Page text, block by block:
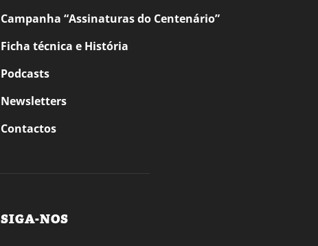
Campanha “Assinaturas do Centenário”
Ficha técnica e História
Podcasts
Newsletters
Contactos
SIGA-NOS